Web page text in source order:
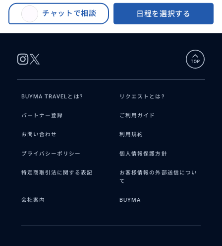
チャットで相談 日程を選択する
ヨセミテ国立公園日帰りツアー ハイキングも大歓迎 *お車代,ガス代、ガイド
代、公園入園料代込み
BUYMA TRAVELとは? リクエストとは?
パートナー登録 ご利用ガイド
お問い合わせ 利用規約
プライバシーポリシー 個人情報保護方針
特定商取引法に関する表記
お客様情報の外部送信につい
て
会社案内 BUYMA